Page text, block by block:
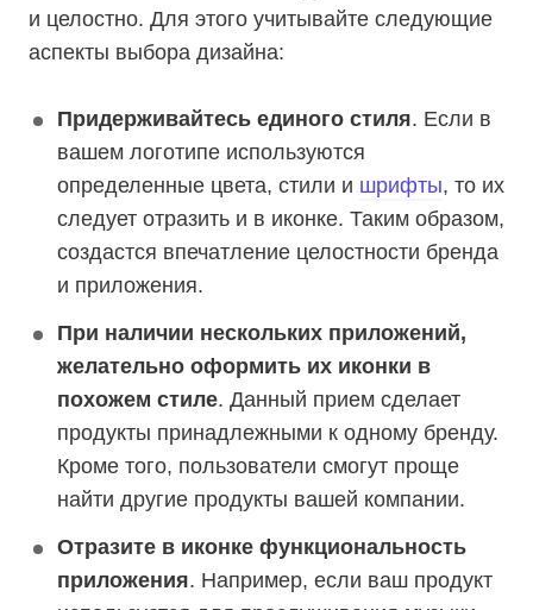
и целостно. Для этого учитывайте следующие
аспекты выбора дизайна:
Придерживайтесь единого стиля. Если в
вашем логотипе используются
определенные цвета, стили и шрифты, то их
следует отразить и в иконке. Таким образом,
создастся впечатление целостности бренда
и приложения.
При наличии нескольких приложений,
желательно оформить их иконки в
похожем стиле. Данный прием сделает
продукты принадлежными к одному бренду.
Кроме того, пользователи смогут проще
найти другие продукты вашей компании.
Отразите в иконке функциональность
приложения. Например, если ваш продукт